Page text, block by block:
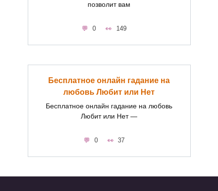
позволит вам
0 149
Бесплатное онлайн гадание на
любовь Любит или Нет
Бесплатное онлайн гадание на любовь
Любит или Нет —
0 37